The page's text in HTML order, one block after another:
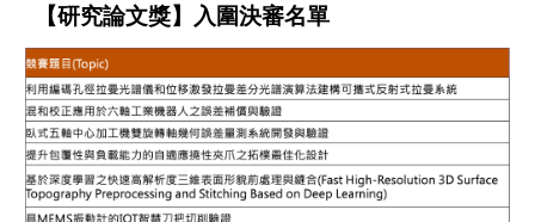
【研究論文獎】入圍決審名單